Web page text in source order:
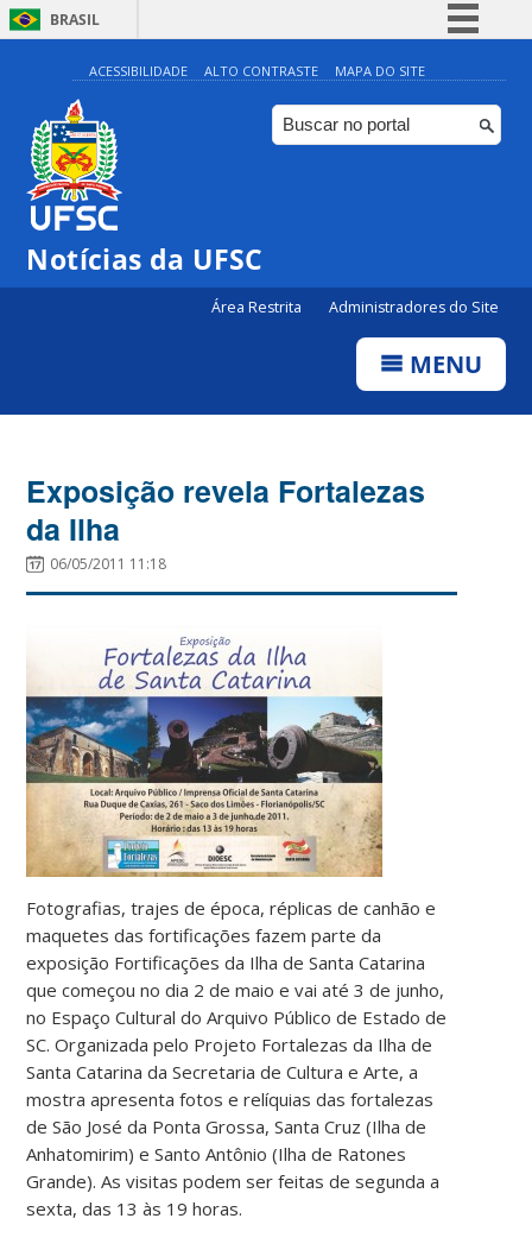
BRASIL
Simplifique!
Comunica BR
Participe
ACESSIBILIDADE ALTO CONTRASTE MAPA DO SITE
Notícias da UFSC
Área Restrita Administradores do Site
MENU
Exposição revela Fortalezas
da Ilha
06/05/2011 11:18
Fotografias, trajes de época, réplicas de canhão e
maquetes das fortificações fazem parte da
exposição Fortificações da Ilha de Santa Catarina
que começou no dia 2 de maio e vai até 3 de junho,
no Espaço Cultural do Arquivo Público de Estado de
SC. Organizada pelo Projeto Fortalezas da Ilha de
Santa Catarina da Secretaria de Cultura e Arte, a
mostra apresenta fotos e relíquias das fortalezas
de São José da Ponta Grossa, Santa Cruz (Ilha de
Anhatomirim) e Santo Antônio (Ilha de Ratones
Grande). As visitas podem ser feitas de segunda a
sexta, das 13 às 19 horas.